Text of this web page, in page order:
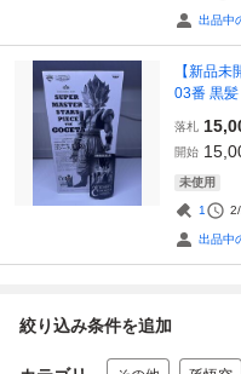
出品中
【新品
03番 黒髪
落札
開始
未使用
1
出品中
絞り込み条件を追加